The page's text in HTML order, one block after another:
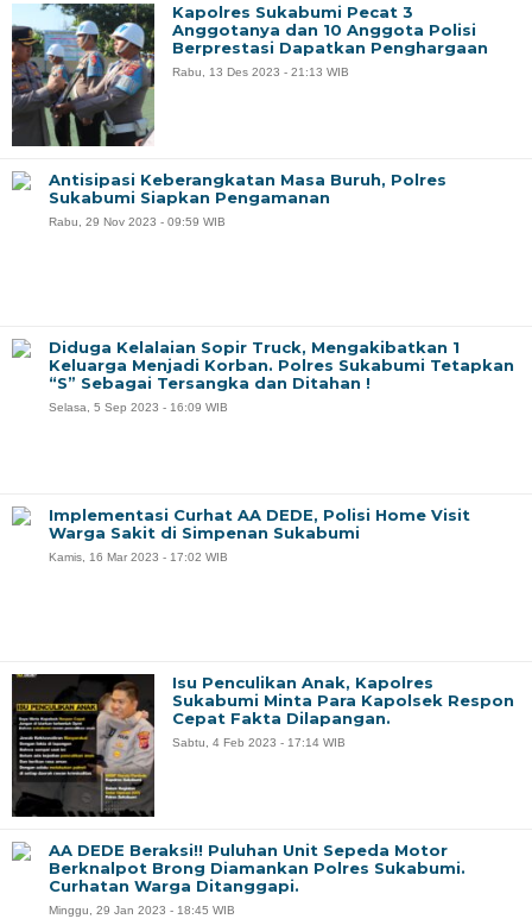
Kapolres Sukabumi Pecat 3
Anggotanya dan 10 Anggota Polisi
Berprestasi Dapatkan Penghargaan
Rabu, 13 Des 2023 - 21:13 WIB
Antisipasi Keberangkatan Masa Buruh, Polres
Sukabumi Siapkan Pengamanan
Rabu, 29 Nov 2023 - 09:59 WIB
Diduga Kelalaian Sopir Truck, Mengakibatkan 1
Keluarga Menjadi Korban. Polres Sukabumi Tetapkan
“S” Sebagai Tersangka dan Ditahan !
Selasa, 5 Sep 2023 - 16:09 WIB
Implementasi Curhat AA DEDE, Polisi Home Visit
Warga Sakit di Simpenan Sukabumi
Kamis, 16 Mar 2023 - 17:02 WIB
Isu Penculikan Anak, Kapolres
Sukabumi Minta Para Kapolsek Respon
Cepat Fakta Dilapangan.
Sabtu, 4 Feb 2023 - 17:14 WIB
AA DEDE Beraksi!! Puluhan Unit Sepeda Motor
Berknalpot Brong Diamankan Polres Sukabumi.
Curhatan Warga Ditanggapi.
Minggu, 29 Jan 2023 - 18:45 WIB